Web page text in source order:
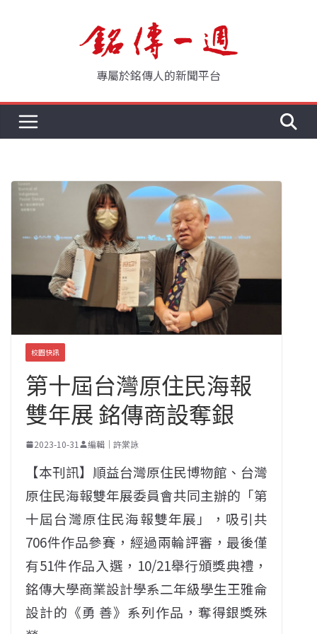
專屬於銘傳人的新聞平台
校園快訊
第十屆台灣原住民海報
雙年展 銘傳商設奪銀
2023-10-31 編輯｜許棠詠
【本刊訊】順益台灣原住民博物館、台灣
原住民海報雙年展委員會共同主辦的「第
十屆台灣原住民海報雙年展」，吸引共
706件作品參賽，經過兩輪評審，最後僅
有51件作品入選，10/21舉行頒獎典禮，
銘傳大學商業設計學系二年級學生王雅侖
設計的《勇 善》系列作品，奪得銀獎殊